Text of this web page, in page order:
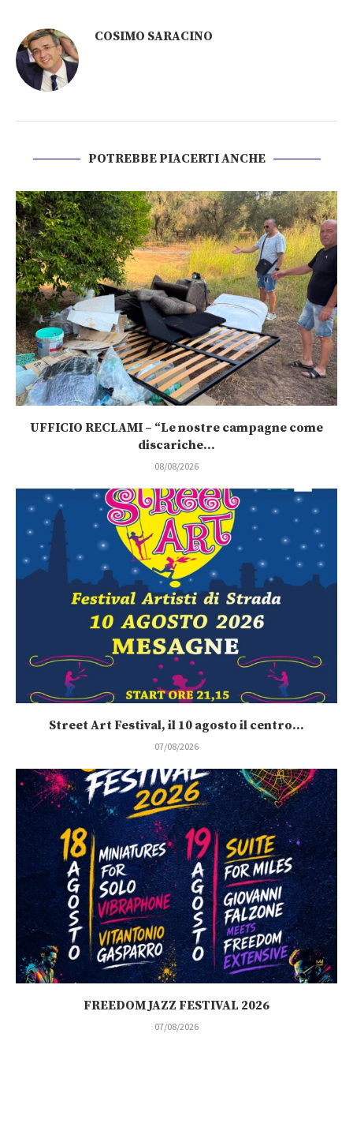
COSIMO SARACINO
POTREBBE PIACERTI ANCHE
UFFICIO RECLAMI – “Le nostre campagne come
discariche...
08/08/2026
Street Art Festival, il 10 agosto il centro...
07/08/2026
FREEDOM JAZZ FESTIVAL 2026
07/08/2026